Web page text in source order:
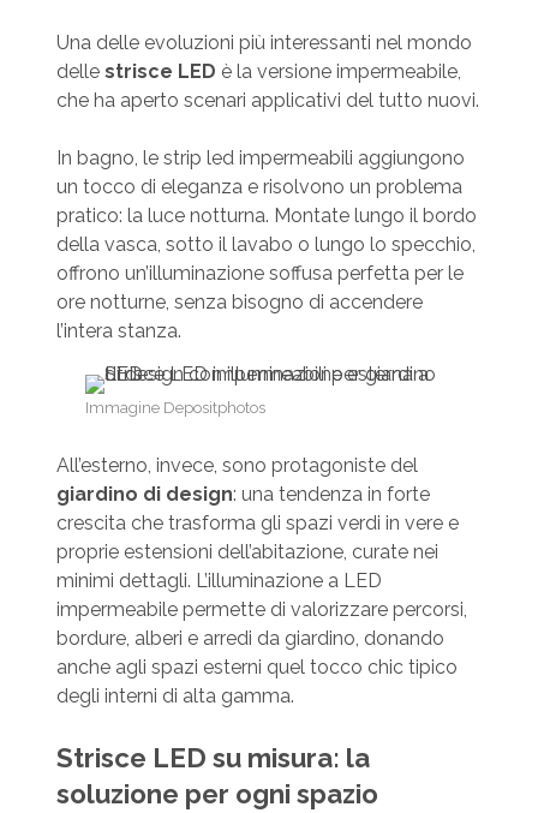
Una delle evoluzioni più interessanti nel mondo
delle strisce LED è la versione impermeabile,
che ha aperto scenari applicativi del tutto nuovi.
In bagno, le strip led impermeabili aggiungono
un tocco di eleganza e risolvono un problema
pratico: la luce notturna. Montate lungo il bordo
della vasca, sotto il lavabo o lungo lo specchio,
offrono un’illuminazione soffusa perfetta per le
ore notturne, senza bisogno di accendere
l’intera stanza.
Immagine Depositphotos
All’esterno, invece, sono protagoniste del
giardino di design: una tendenza in forte
crescita che trasforma gli spazi verdi in vere e
proprie estensioni dell’abitazione, curate nei
minimi dettagli. L’illuminazione a LED
impermeabile permette di valorizzare percorsi,
bordure, alberi e arredi da giardino, donando
anche agli spazi esterni quel tocco chic tipico
degli interni di alta gamma.
Strisce LED su misura: la
soluzione per ogni spazio